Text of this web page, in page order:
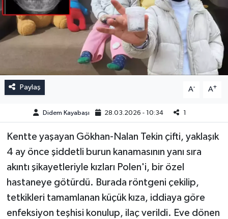
Paylaş A- A+
Didem Kayabaşı 28.03.2026 - 10:34 1
Kentte yaşayan Gökhan-Nalan Tekin çifti, yaklaşık
4 ay önce şiddetli burun kanamasının yanı sıra
akıntı şikayetleriyle kızları Polen'i, bir özel
hastaneye götürdü. Burada röntgeni çekilip,
tetkikleri tamamlanan küçük kıza, iddiaya göre
enfeksiyon teşhisi konulup, ilaç verildi. Eve dönen